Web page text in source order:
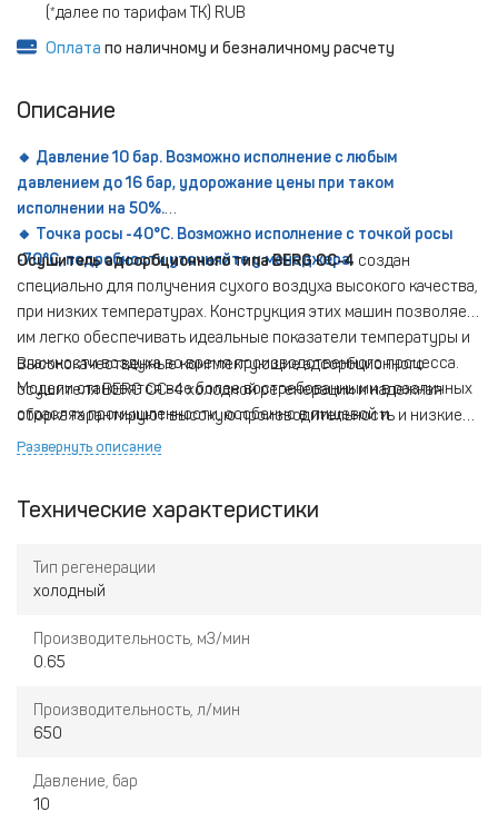
(*далее по тарифам ТК) RUB
Оплата по наличному и безналичному расчету
Описание
🔸 Давление 10 бар. Возможно исполнение с любым
давлением до 16 бар, удорожание цены при таком
исполнении на 50%.
🔸 Точка росы -40°С. Возможно исполнение с точкой росы
-70°С, подробности уточняйте у менеджера.
Осушитель адсорбционного типа BERG ОС-4 создан
специально для получения сухого воздуха высокого качества,
при низких температурах. Конструкция этих машин позволяет
им легко обеспечивать идеальные показатели температуры и
влажности воздуха во время производственного процесса.
Модели становятся все более востребованными в различных
отраслях промышленности, особенно в пищевой и
медицинской.
Высококачественные комплектующие адсорбционного
осушителя BERG ОС-4 холодной регенерации и надежная
сборка гарантируют высокую производительность и низкие
потери давления и расхода воздуха.
Развернуть описание
Технические характеристики
Тип регенерации
холодный
Производительность, м3/мин
0.65
Производительность, л/мин
650
Давление, бар
10